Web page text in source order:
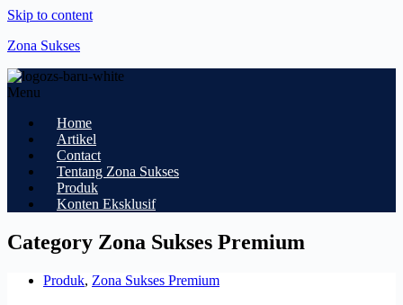
Skip to content
Zona Sukses
Menu
Home
Artikel
Contact
Tentang Zona Sukses
Produk
Konten Eksklusif
Category Zona Sukses Premium
Produk, Zona Sukses Premium